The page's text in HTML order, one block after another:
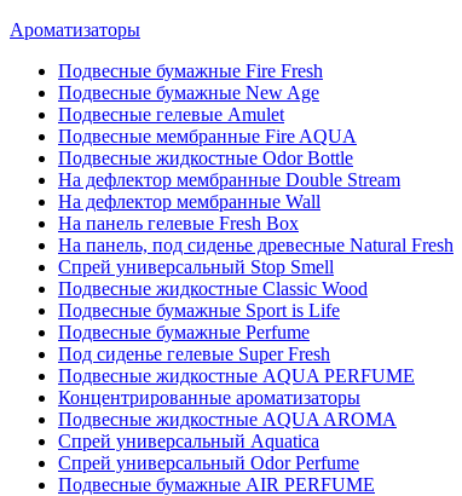
Ароматизаторы
Подвесные бумажные Fire Fresh
Подвесные бумажные New Age
Подвесные гелевые Amulet
Подвесные мембранные Fire AQUA
Подвесные жидкостные Odor Bottle
На дефлектор мембранные Double Stream
На дефлектор мембранные Wall
На панель гелевые Fresh Box
На панель, под сиденье древесные Natural Fresh
Спрей универсальный Stop Smell
Подвесные жидкостные Classic Wood
Подвесные бумажные Sport is Life
Подвесные бумажные Perfume
Под сиденье гелевые Super Fresh
Подвесные жидкостные AQUA PERFUME
Концентрированные ароматизаторы
Подвесные жидкостные AQUA AROMA
Спрей универсальный Aquatica
Спрей универсальный Odor Perfume
Подвесные бумажные AIR PERFUME